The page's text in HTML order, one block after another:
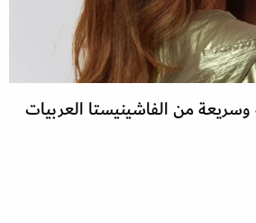
من الفاشينيستا العربيات